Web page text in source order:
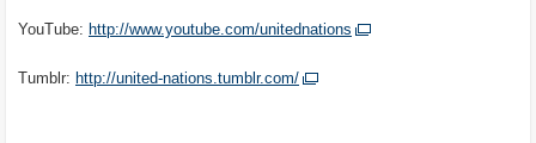
YouTube: http://www.youtube.com/unitednations
Tumblr: http://united-nations.tumblr.com/